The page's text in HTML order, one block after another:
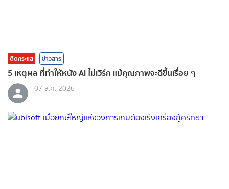
ติดกระแส ข่าวสาร
5 เหตุผล ที่ทำให้หนัง AI ไม่เวิร์ก แม้คุณภาพจะดีขึ้นเรื่อย ๆ
07 ส.ค. 2026